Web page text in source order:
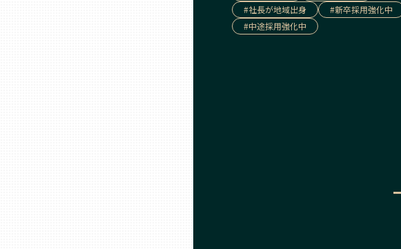
#社長が地域出身 #新卒採用強化中
#中途採用強化中